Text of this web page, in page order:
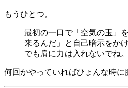
もうひとつ。
最初の一口で「空気の玉」
来るんだ」と自己暗示をか
でも肩に力は入れないでね。
何回かやっていればひょんな時に